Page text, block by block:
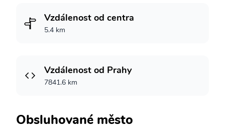
Vzdálenost od centra
5.4 km
Vzdálenost od Prahy
7841.6 km
Obsluhované město